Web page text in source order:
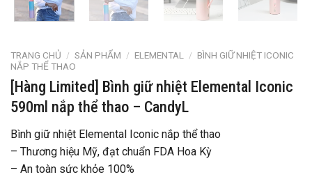
TRANG CHỦ / SẢN PHẨM / ELEMENTAL / BÌNH GIỮ NHIỆT ICONIC
NẮP THỂ THAO
[Hàng Limited] Bình giữ nhiệt Elemental Iconic
590ml nắp thể thao – CandyL
Bình giữ nhiệt Elemental Iconic nắp thể thao
– Thương hiệu Mỹ, đạt chuẩn FDA Hoa Kỳ
– An toàn sức khỏe 100%